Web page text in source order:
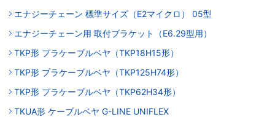
エナジーチェーン 標準サイズ（E2マイクロ） 05型
エナジーチェーン用 取付ブラケット（E6.29型用）
TKP形 プラケーブルベヤ（TKP18H15形）
TKP形 プラケーブルベヤ（TKP125H74形）
TKP形 プラケーブルベヤ（TKP62H34形）
TKUA形 ケーブルベヤ G-LINE UNIFLEX